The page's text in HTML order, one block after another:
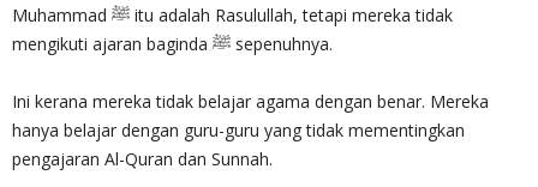
Muhammad ﷺ itu adalah Rasulullah, tetapi mereka tidak
mengikuti ajaran baginda ﷺ sepenuhnya.
Ini kerana mereka tidak belajar agama dengan benar. Mereka
hanya belajar dengan guru-guru yang tidak mementingkan
pengajaran Al-Quran dan Sunnah.